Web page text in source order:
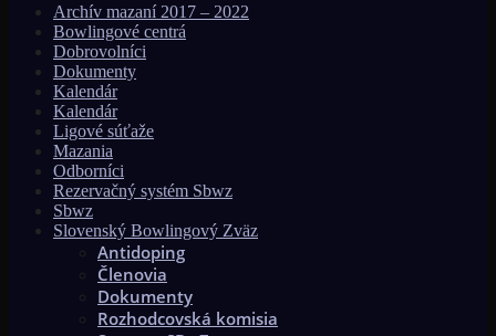
Archív mazaní 2017 – 2022
Bowlingové centrá
Dobrovolníci
Dokumenty
Kalendár
Kalendár
Ligové súťaže
Mazania
Odborníci
Rezervačný systém Sbwz
Sbwz
Slovenský Bowlingový Zväz
Antidoping
Členovia
Dokumenty
Rozhodcovská komisia